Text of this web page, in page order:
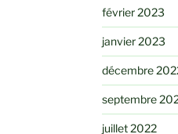
février 2023
janvier 2023
décembre
septembre
juillet 2022